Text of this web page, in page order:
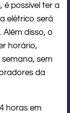
é possível ter a
elétrico será
disso, o
horário,
sem
da
horas em